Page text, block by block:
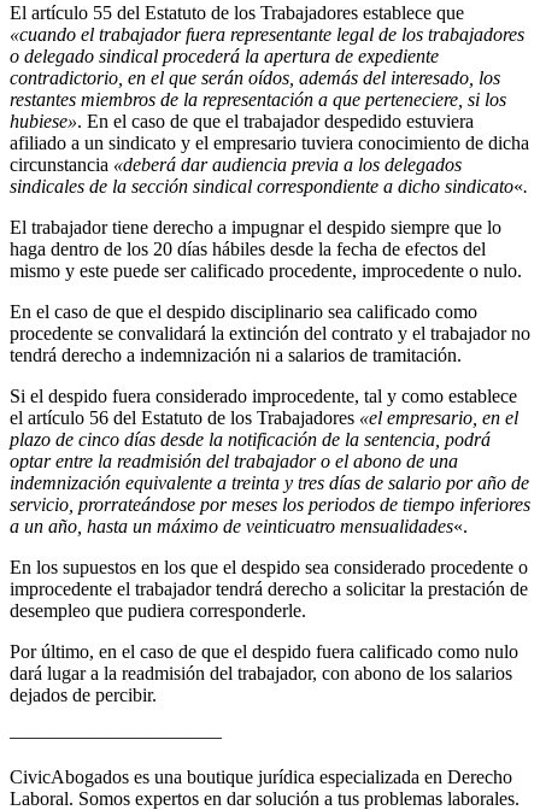
El artículo 55 del Estatuto de los Trabajadores establece que
«cuando el trabajador fuera representante legal de los trabajadores
o delegado sindical procederá la apertura de expediente
contradictorio, en el que serán oídos, además del interesado, los
restantes miembros de la representación a que perteneciere, si los
hubiese». En el caso de que el trabajador despedido estuviera
afiliado a un sindicato y el empresario tuviera conocimiento de dicha
circunstancia «deberá dar audiencia previa a los delegados
sindicales de la sección sindical correspondiente a dicho sindicato«.
El trabajador tiene derecho a impugnar el despido siempre que lo
haga dentro de los 20 días hábiles desde la fecha de efectos del
mismo y este puede ser calificado procedente, improcedente o nulo.
En el caso de que el despido disciplinario sea calificado como
procedente se convalidará la extinción del contrato y el trabajador no
tendrá derecho a indemnización ni a salarios de tramitación.
Si el despido fuera considerado improcedente, tal y como establece
el artículo 56 del Estatuto de los Trabajadores «el empresario, en el
plazo de cinco días desde la notificación de la sentencia, podrá
optar entre la readmisión del trabajador o el abono de una
indemnización equivalente a treinta y tres días de salario por año de
servicio, prorrateándose por meses los periodos de tiempo inferiores
a un año, hasta un máximo de veinticuatro mensualidades«.
En los supuestos en los que el despido sea considerado procedente o
improcedente el trabajador tendrá derecho a solicitar la prestación de
desempleo que pudiera corresponderle.
Por último, en el caso de que el despido fuera calificado como nulo
dará lugar a la readmisión del trabajador, con abono de los salarios
dejados de percibir.
———————————
CivicAbogados es una boutique jurídica especializada en Derecho
Laboral. Somos expertos en dar solución a tus problemas laborales.